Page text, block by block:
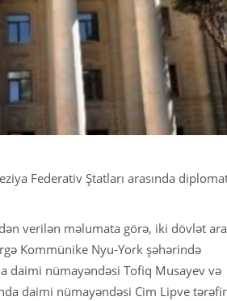
Federativ Ştatları arasında
verilən məlumata görə, iki dövlət
Kommünike Nyu-York şəhərində
daimi nümayəndəsi Tofiq Musayev və
daimi nümayəndəsi Cim Lipve